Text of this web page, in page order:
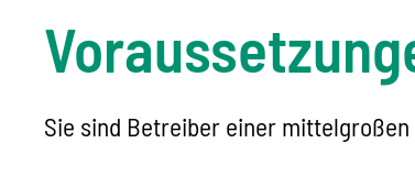
Sie sind Betreiber einer